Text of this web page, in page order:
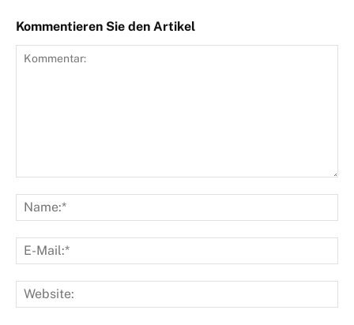
Kommentieren Sie den Artikel